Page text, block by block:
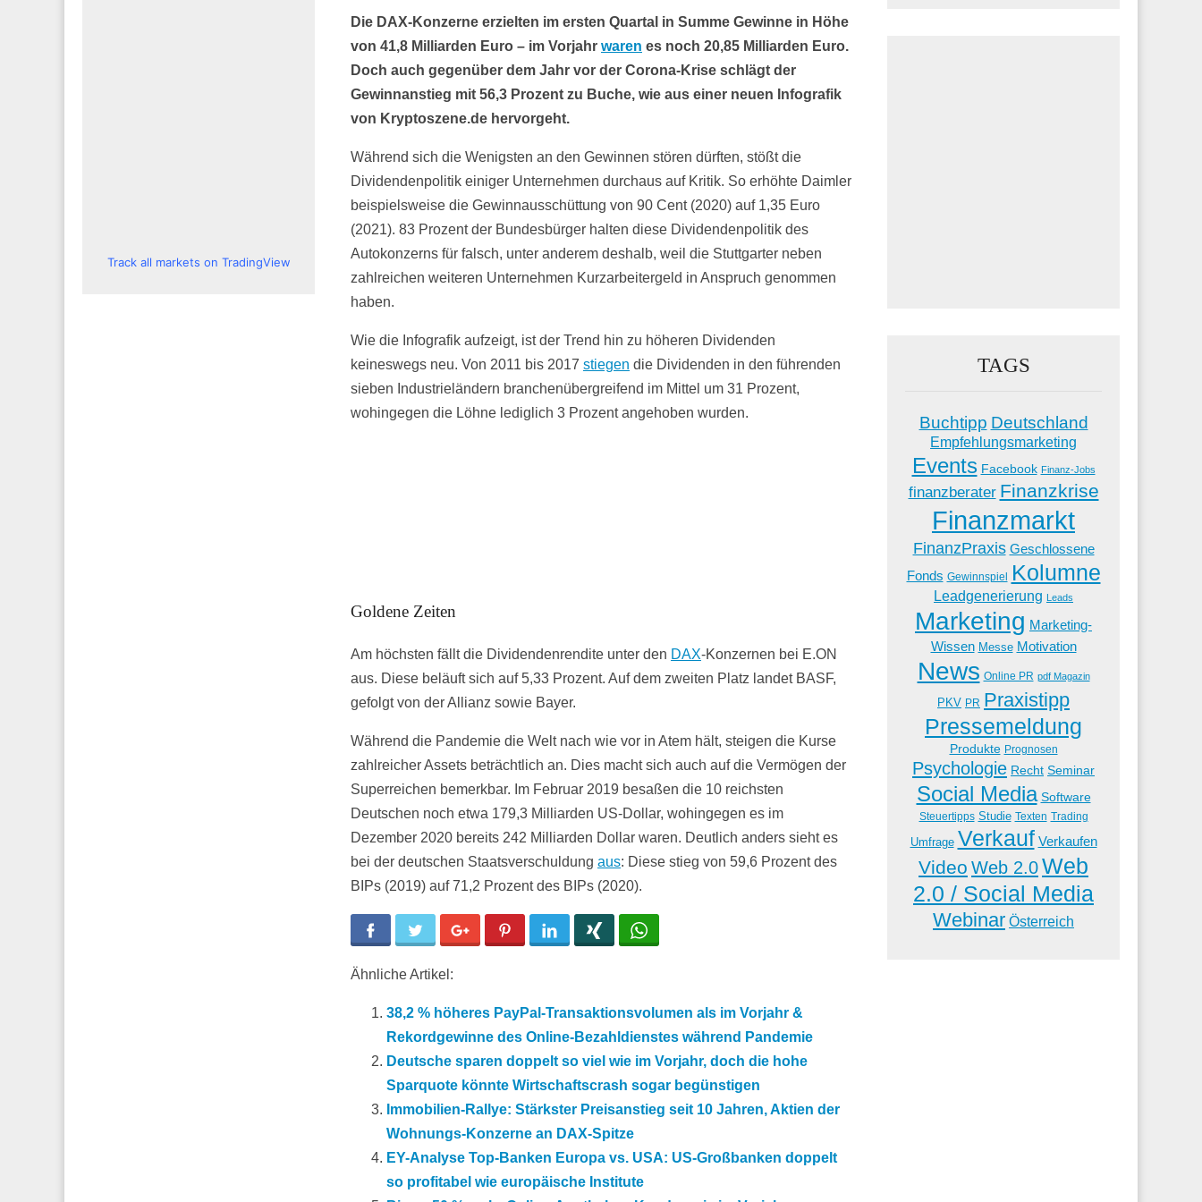
Die DAX-Konzerne erzielten im ersten Quartal in Summe Gewinne in Höhe
von 41,8 Milliarden Euro – im Vorjahr waren es noch 20,85 Milliarden Euro.
Doch auch gegenüber dem Jahr vor der Corona-Krise schlägt der
Gewinnanstieg mit 56,3 Prozent zu Buche, wie aus einer neuen Infografik
von Kryptoszene.de hervorgeht.
Während sich die Wenigsten an den Gewinnen stören dürften, stößt die
Dividendenpolitik einiger Unternehmen durchaus auf Kritik. So erhöhte Daimler
beispielsweise die Gewinnausschüttung von 90 Cent (2020) auf 1,35 Euro
(2021). 83 Prozent der Bundesbürger halten diese Dividendenpolitik des
Autokonzerns für falsch, unter anderem deshalb, weil die Stuttgarter neben
zahlreichen weiteren Unternehmen Kurzarbeitergeld in Anspruch genommen
haben.
Wie die Infografik aufzeigt, ist der Trend hin zu höheren Dividenden
keineswegs neu. Von 2011 bis 2017 stiegen die Dividenden in den führenden
sieben Industrieländern branchenübergreifend im Mittel um 31 Prozent,
wohingegen die Löhne lediglich 3 Prozent angehoben wurden.
Goldene Zeiten
Am höchsten fällt die Dividendenrendite unter den DAX-Konzernen bei E.ON
aus. Diese beläuft sich auf 5,33 Prozent. Auf dem zweiten Platz landet BASF,
gefolgt von der Allianz sowie Bayer.
Während die Pandemie die Welt nach wie vor in Atem hält, steigen die Kurse
zahlreicher Assets beträchtlich an. Dies macht sich auch auf die Vermögen der
Superreichen bemerkbar. Im Februar 2019 besaßen die 10 reichsten
Deutschen noch etwa 179,3 Milliarden US-Dollar, wohingegen es im
Dezember 2020 bereits 242 Milliarden Dollar waren. Deutlich anders sieht es
bei der deutschen Staatsverschuldung aus: Diese stieg von 59,6 Prozent des
BIPs (2019) auf 71,2 Prozent des BIPs (2020).
Facebook Twitter Google+ Pinterest LinkedIn
Ähnliche Artikel:
38,2 % höheres PayPal-Transaktionsvolumen als im Vorjahr &
Rekordgewinne des Online-Bezahldienstes während Pandemie
Deutsche sparen doppelt so viel wie im Vorjahr, doch die hohe
Sparquote könnte Wirtschaftscrash sogar begünstigen
Immobilien-Rallye: Stärkster Preisanstieg seit 10 Jahren, Aktien der
Wohnungs-Konzerne an DAX-Spitze
EY-Analyse Top-Banken Europa vs. USA: US-Großbanken doppelt
so profitabel wie europäische Institute
Track all markets on TradingView
TAGS
Buchtipp Deutschland
Empfehlungsmarketing
Events Facebook Finanz-Jobs
finanzberater Finanzkrise
Finanzmarkt
FinanzPraxis Geschlossene
Fonds Gewinnspiel Kolumne
Leadgenerierung Leads
Marketing Marketing-
Wissen Messe Motivation
News Online PR pdf Magazin
PKV PR Praxistipp
Pressemeldung
Produkte Prognosen
Psychologie Recht Seminar
Social Media Software
Steuertipps Studie Texten Trading
Umfrage Verkauf Verkaufen
Video Web 2.0Web
2.0 / Social Media
Webinar Österreich